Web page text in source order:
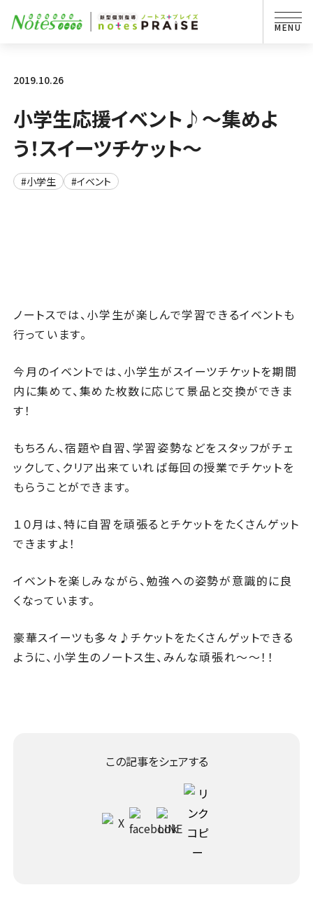
2019.10.26
小学生応援イベント♪～集めよ
う！スイーツチケット～
#小学生 #イベント
ノートスでは、小学生が楽しんで学習できるイベントも
行っています。
今月のイベントでは、小学生がスイーツチケットを期間
内に集めて、集めた枚数に応じて景品と交換ができま
す！
もちろん、宿題や自習、学習姿勢などをスタッフがチェ
ックして、クリア出来ていれば毎回の授業でチケットを
もらうことができます。
１０月は、特に自習を頑張るとチケットをたくさんゲット
できますよ！
イベントを楽しみながら、勉強への姿勢が意識的に良
くなっています。
豪華スイーツも多々♪チケットをたくさんゲットできる
ように、小学生のノートス生、みんな頑張れ～～！！
この記事をシェアする